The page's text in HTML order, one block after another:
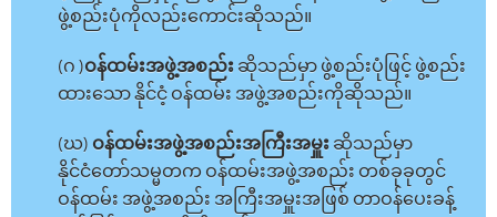
ဖွဲ့စည်းပုံကိုလည်းကောင်းဆိုသည်။
(ဂ )ဝန်ထမ်းအဖွဲ့အစည်း ဆိုသည်မှာ ဖွဲ့စည်းပုံဖြင့် ဖွဲ့စည်း
ထားသော နိုင်ငံ့ ဝန်ထမ်း အဖွဲ့အစည်းကိုဆိုသည်။
(ဃ) ဝန်ထမ်းအဖွဲ့အစည်းအကြီးအမှူး ဆိုသည်မှာ
နိုင်ငံတော်သမ္မတက ဝန်ထမ်းအဖွဲ့အစည်း တစ်ခုခုတွင်
ဝန်ထမ်း အဖွဲ့အစည်း အကြီးအမှူးအဖြစ် တာဝန်ပေးခန့်